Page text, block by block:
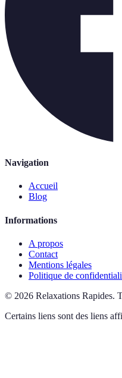
Navigation
Accueil
Blog
Informations
A propos
Contact
Mentions légales
Politique de
© 2026 Relaxations Rapides.
Certains liens sont des liens